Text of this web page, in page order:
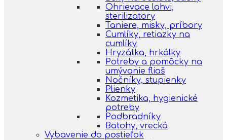
Ohrievace lahvi,
sterilizatory
Taniere, misky, príbory
Cumlíky, retiazky na
cumlíky
Hryzátka, hrkálky
Potreby a pomôcky na
umývanie fliaš
Nočníky, stupienky
Plienky
Kozmetika, hygienické
potreby
Podbradníky
Batohy, vrecká
Vybavenie do postieľok